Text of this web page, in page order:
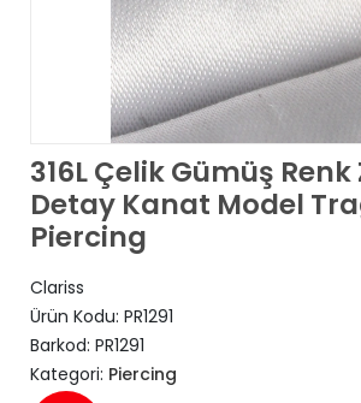
316L Çelik Gümüş
Detay Kanat Model
Piercing
Clariss
Ürün Kodu: PR1291
Barkod: PR1291
Kategori: Piercing